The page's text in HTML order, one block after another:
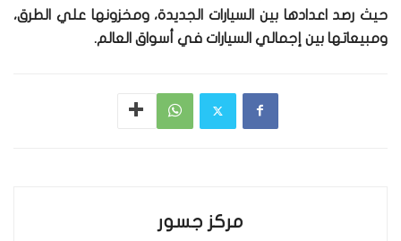
حيث رصد اعدادها بين السيارات الجديدة، ومخزونها علي الطرق،
ومبيعاتها بين إجمالي السيارات في أسواق العالم.
مركز جسور